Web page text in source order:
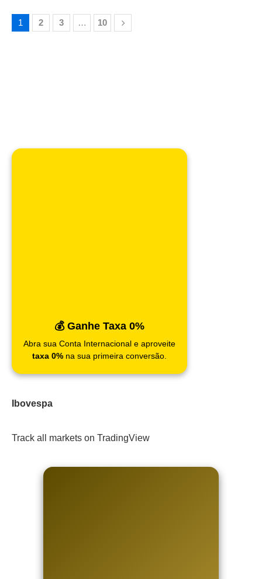
1 2 3 … 10
💰 Ganhe Taxa 0%
Abra sua Conta Internacional e aproveite
taxa 0% na sua primeira conversão.
Ibovespa
Track all markets on TradingView